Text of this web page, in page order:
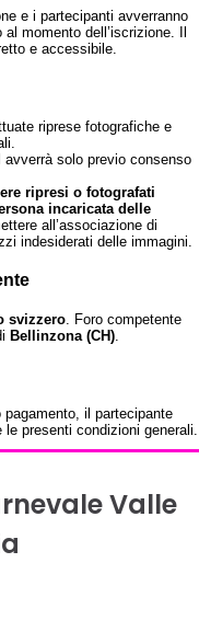
e i partecipanti avverranno
momento dell’iscrizione. Il
e accessibile.
riprese fotografiche e
solo previo consenso
ripresi o fotografati
incaricata delle
all’associazione di
indesiderati delle immagini.
svizzero. Foro competente
Bellinzona (CH).
il partecipante
presenti condizioni generali.
Valle